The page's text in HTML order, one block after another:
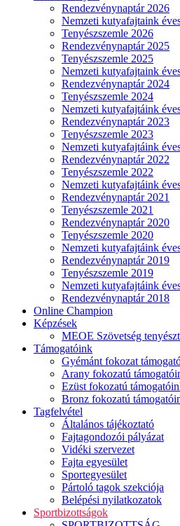
Rendezvénynaptár 2026
Nemzeti kutyafajtaink
Tenyészszemle 2026
Rendezvénynaptár 2025
Tenyészszemle 2025
Nemzeti kutyafajtaink
Rendezvénynaptár 2024
Tenyészszemle 2024
Nemzeti kutyafajtáink
Rendezvénynaptár 2023
Tenyészszemle 2023
Nemzeti kutyafajtáink
Rendezvénynaptár 2022
Tenyészszemle 2022
Nemzeti kutyafajtáink
Rendezvénynaptár 2021
Tenyészszemle 2021
Rendezvénynaptár 2020
Tenyészszemle 2020
Nemzeti kutyafajtáink
Rendezvénynaptár 2019
Tenyészszemle 2019
Nemzeti kutyafajtáink
Rendezvénynaptár 2018
Online Champion
Képzések
MEOE Szövetség
Támogatóink
Gyémánt fokozat
Arany fokozatú
Ezüst fokozatú
Bronz fokozatú
Tagfelvétel
Általános tájékoztató
Fajtagondozói pályázat
Vidéki szervezet
Fajta egyesület
Sportegyesület
Pártoló tagok szekciója
Belépési nyilatkozatok
Sportbizottságok